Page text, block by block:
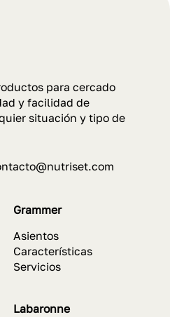
para cercado
y facilidad de
situación y tipo de
Grammer
Asientos
Características
Servicios
Labaronne